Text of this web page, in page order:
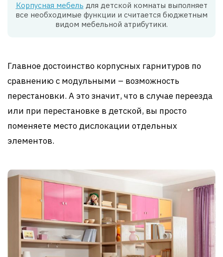
Корпусная мебель для детской комнаты выполняет
все необходимые функции и считается бюджетным
видом мебельной атрибутики.
Главное достоинство корпусных гарнитуров по
сравнению с модульными – возможность
перестановки. А это значит, что в случае переезда
или при перестановке в детской, вы просто
поменяете место дислокации отдельных
элементов.